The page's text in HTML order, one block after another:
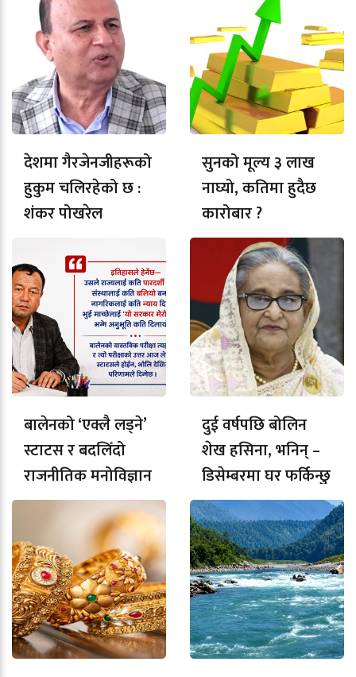
देशमा गैरजेनजीहरूको
हुकुम चलिरहेको छ :
शंकर पोखरेल
सुनको मूल्य ३ लाख
नाघ्यो, कतिमा हुदैछ
कारोबार ?
बालेनको ‘एक्लै लड्ने’
स्टाटस र बदलिँदो
राजनीतिक मनोविज्ञान
दुई वर्षपछि बोलिन
शेख हसिना, भनिन् –
डिसेम्बरमा घर फर्किन्छु